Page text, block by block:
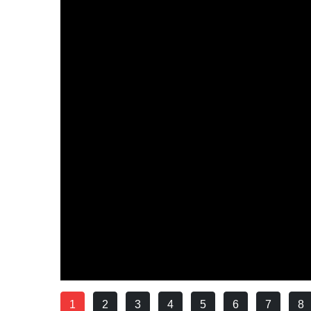
1 2 3 4 5 6 7 8